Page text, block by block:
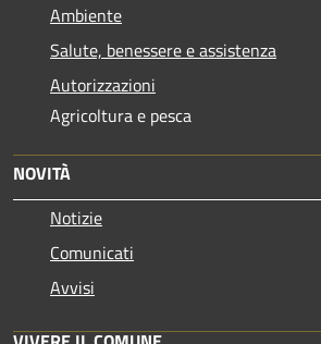
Ambiente
Salute, benessere e assistenza
Autorizzazioni
Agricoltura e pesca
NOVITÀ
Notizie
Comunicati
Avvisi